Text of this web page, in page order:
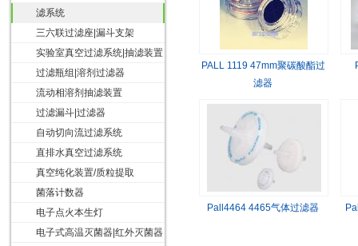
滤系统
三六联过滤座|漏斗支架
实验室真空过滤系统|抽滤装置
过滤瓶组|溶剂过滤器
流动相溶剂抽滤装置
过滤漏斗|过滤器
自动切向流过滤系统
直排水真空过滤系统
真空纯化装置/质粒提取
菌落计数器
电子点火本生灯
电子式高温灭菌器|红外灭菌器
PALL 1119 47mm聚碳酸酯过
滤器
Pall4464 4465气体过滤器